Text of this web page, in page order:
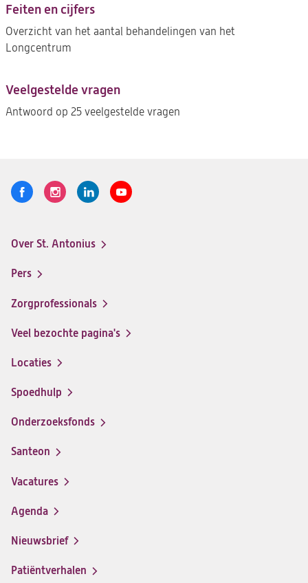
Feiten en cijfers
Overzicht van het aantal behandelingen van het
Longcentrum
Veelgestelde vragen
Antwoord op 25 veelgestelde vragen
Volg
Logo
een
ziekenhuis
op
Logo
een
op
Logo
een
op
Logo
menu
Over St. Antonius
Pers
Zorgprofessionals
Veel bezochte pagina's
Locaties
Spoedhulp
Onderzoeksfonds
Santeon
(opent
in
nieuwe
Vacatures
(opent
in
nieuwe
Agenda
Nieuwsbrief
Patiëntverhalen